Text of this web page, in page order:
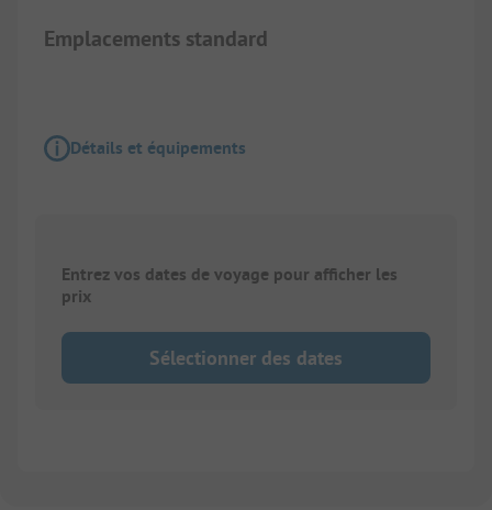
Emplacements standard
Détails et équipements
Entrez vos dates de voyage pour afficher les
prix
Sélectionner des dates